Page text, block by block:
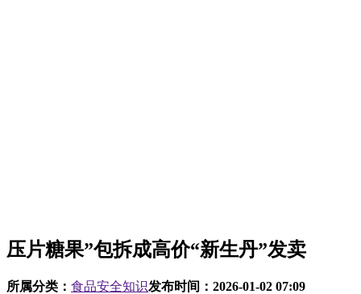
压片糖果”包拆成高价“新生丹”发卖
所属分类： 食品安全知识发布时间： 2026-01-02 07:09